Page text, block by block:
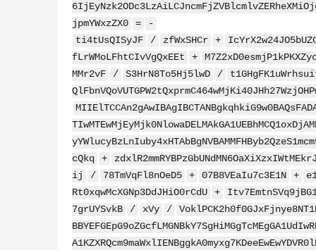
jpmYWxzZX0
=
-
ti4tUsQISyJF
/ zfWxSHCr +
fLrWMoLFhtCIvVgQxEEt
+
MMr2vF
/ S3HrN8To5Hj5lwD /
cQkq
+
ij
/ 78TmVqFl8nOeD5 + 07B8VEaIu7c3E1N +
Rt0xqwMcXGNp3DdJHiO0rCdU
+
7grUYSvkB
/ xVy /